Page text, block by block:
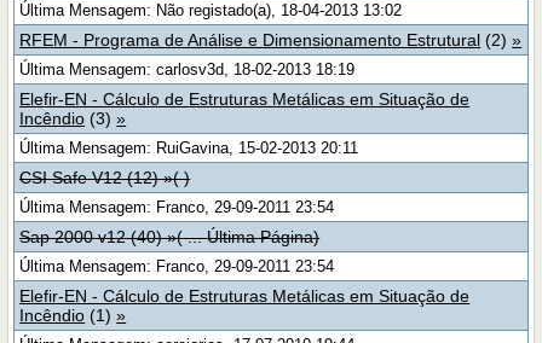
Última Mensagem: Não registado(a), 18-04-2013 13:02
RFEM - Programa de Análise e Dimensionamento Estrutural (2)»
Última Mensagem: carlosv3d, 18-02-2013 18:19
Elefir-EN - Cálculo de Estruturas Metálicas em Situação de
Incêndio (3)»
Última Mensagem: RuiGavina, 15-02-2013 20:11
CSI Safe V12(12)»( )
Última Mensagem: Franco, 29-09-2011 23:54
Sap 2000 v12(40)»( ...Última Página)
Última Mensagem: Franco, 29-09-2011 23:54
Elefir-EN - Cálculo de Estruturas Metálicas em Situação de
Incêndio (1)»